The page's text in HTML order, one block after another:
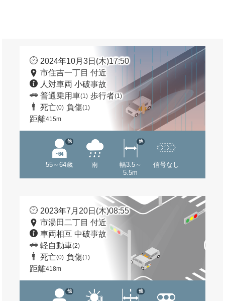
2024年10月3日(木)17:50
市住吉一丁目 付近
人対車両 小破事故
普通乗用車(1) 歩行者(1)
死亡(0) 負傷(1)
距離415m
55～64歳
他
雨
幅3.5～
5.5m
他
信号なし
2023年7月20日(木)08:55
市湯田二丁目 付近
車両相互 中破事故
軽自動車(2)
死亡(0) 負傷(1)
距離418m
他 他